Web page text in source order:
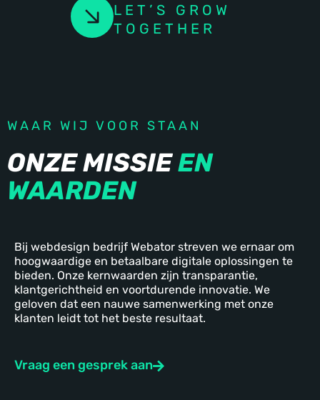
LET’S GROW
TOGETHER
WAAR WIJ VOOR STAAN
ONZE MISSIEEN
WAARDEN
Bij webdesign bedrijf Webator streven we ernaar om
hoogwaardige en betaalbare digitale oplossingen te
bieden. Onze kernwaarden zijn transparantie,
klantgerichtheid en voortdurende innovatie. We
geloven dat een nauwe samenwerking met onze
klanten leidt tot het beste resultaat.
Vraag een gesprek aan